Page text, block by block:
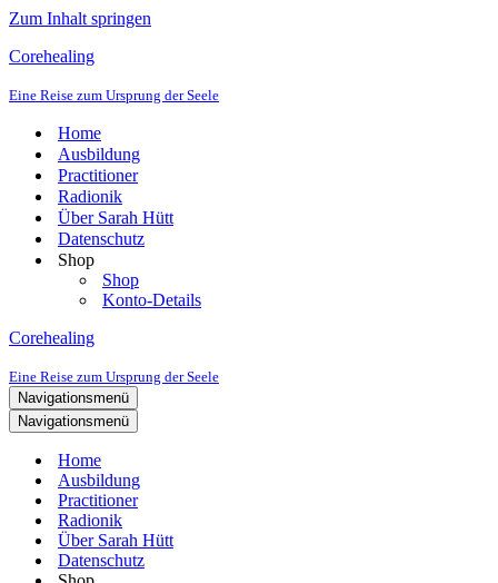
Zum Inhalt springen
Corehealing
Eine Reise zum Ursprung der Seele
Home
Ausbildung
Practitioner
Radionik
Über Sarah Hütt
Datenschutz
Shop
Shop
Konto-Details
Corehealing
Eine Reise zum Ursprung der Seele
Navigationsmenü
Navigationsmenü
Home
Ausbildung
Practitioner
Radionik
Über Sarah Hütt
Datenschutz